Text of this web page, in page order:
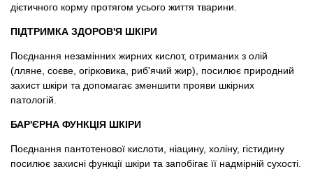
дієтичного корму протягом усього життя тварини.
ПІДТРИМКА ЗДОРОВ'Я ШКІРИ
Поєднання незамінних жирних кислот, отриманих з олій
(лляне, соєве, огірковика, риб'ячий жир), посилює природний
захист шкіри та допомагає зменшити прояви шкірних
патологій.
БАР'ЄРНА ФУНКЦІЯ ШКІРИ
Поєднання пантотенової кислоти, ніацину, холіну, гістидину
посилює захисні функції шкіри та запобігає її надмірній сухості.